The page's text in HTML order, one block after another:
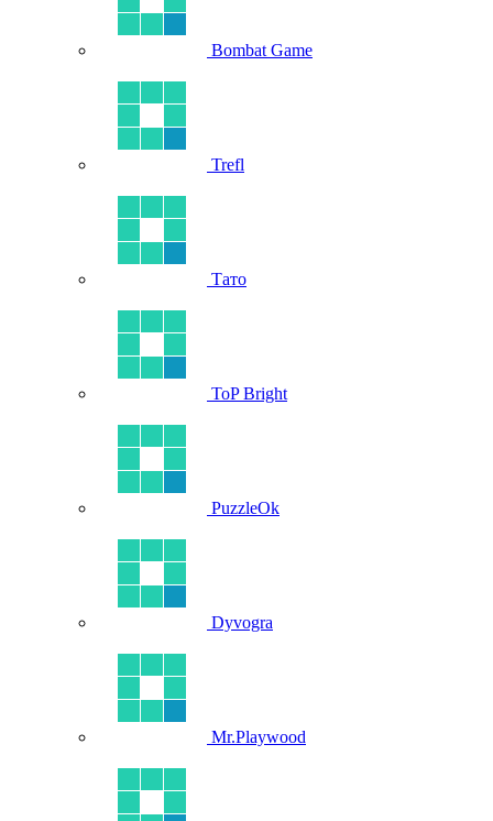
Bombat Game
Trefl
Тато
ToP Bright
PuzzleOk
Dyvogra
Mr.Playwood